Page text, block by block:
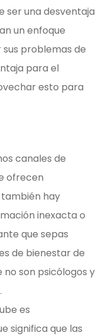
ser una desventaja
un enfoque
problemas de
para el
esto para
canales de
ofrecen
hay
inexacta o
que sepas
de bienestar de
son psicólogos y
es
significa que las